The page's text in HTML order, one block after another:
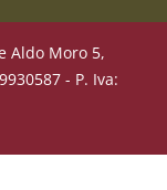
Aldo Moro 5,
- P. Iva: